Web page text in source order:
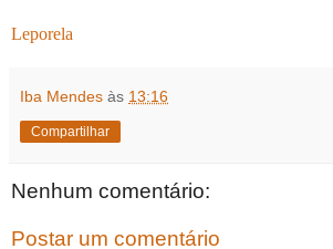
Leporela
Iba Mendes às 13:16
Compartilhar
Nenhum comentário:
Postar um comentário